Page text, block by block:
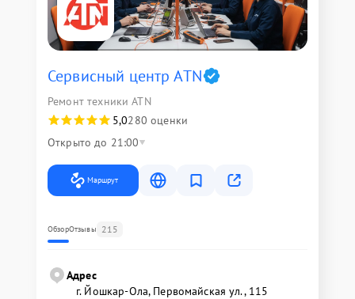
Сервисный центр ATN
Ремонт техники ATN
5,0280 оценки
Открыто до 21:00
Маршрут
ОбзорОтзывы 215
Адрес
г. Йошкар-Ола, Первомайская ул., 115